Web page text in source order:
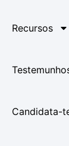
Recursos
Candidata-